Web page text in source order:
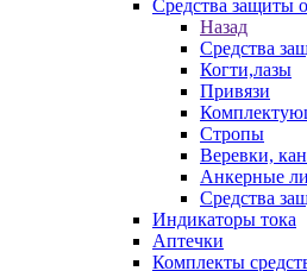
Средства защиты
Назад
Средства
Когти,лазы
Привязи
Стропы
Веревки,
Анкерные
Средства
Индикаторы тока
Аптечки
Комплекты